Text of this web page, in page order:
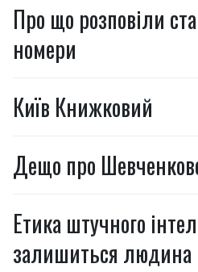
Про що розповіли
номери
Київ Книжковий
Дещо про
Етика штучного
залишиться людина